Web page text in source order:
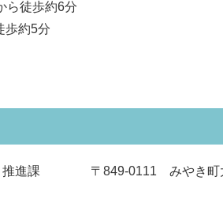
ら徒歩約6分
歩約5分
推進課 〒849‐0111 みやき町